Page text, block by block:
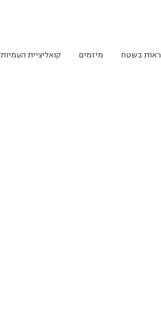
ראות בשטח מיזמים קואליציית העמיות